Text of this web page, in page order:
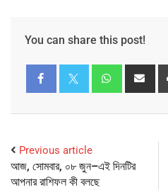
You can share this post!
Previous article
আজ, সোমবার, ০৮ জুন–এই দিনটির
আপনার রাশিফল কী বলছে